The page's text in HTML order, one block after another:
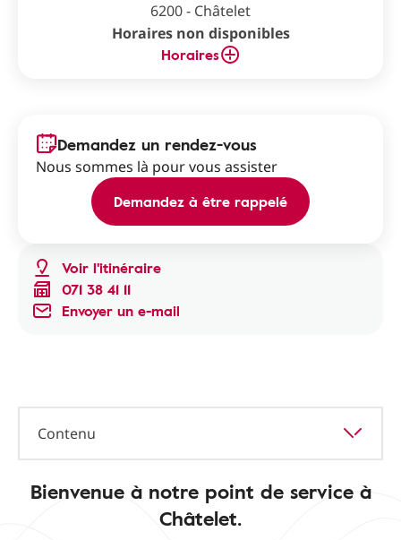
6200 - Châtelet
Horaires non disponibles
Horaires
Voir l'itinéraire
071 38 41 11
Envoyer un e-mail
Demandez un rendez-vous
Nous sommes là pour vous assister
Demandez à être rappelé
Contenu
Bienvenue à notre point de service à
Châtelet.